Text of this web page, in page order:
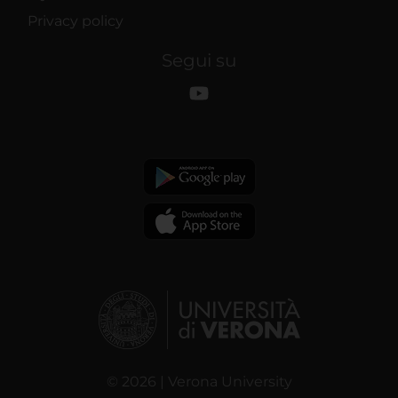
Privacy policy
Segui su
© 2026 | Verona University